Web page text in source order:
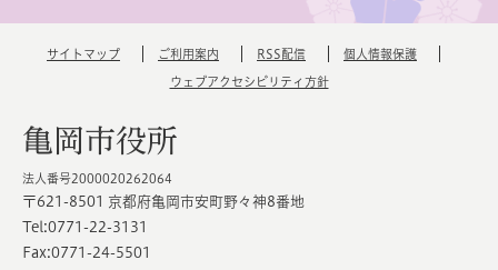
サイトマップ ご利用案内 RSS配信 個人情報保護
ウェブアクセシビリティ方針
亀岡市役所
法人番号2000020262064
〒621-8501 京都府亀岡市安町野々神8番地
Tel:0771-22-3131
Fax:0771-24-5501